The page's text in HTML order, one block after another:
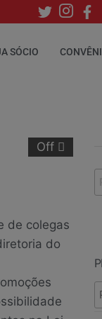
SÓCIO
Off
de colegas
do